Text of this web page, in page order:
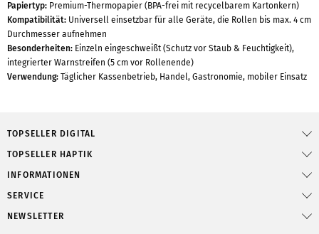
Papiertyp: Premium-Thermopapier (BPA-frei mit recycelbarem Kartonkern)
Kompatibilität: Universell einsetzbar für alle Geräte, die Rollen bis max. 4 cm
Durchmesser aufnehmen
Besonderheiten: Einzeln eingeschweißt (Schutz vor Staub & Feuchtigkeit),
integrierter Warnstreifen (5 cm vor Rollenende)
Verwendung: Täglicher Kassenbetrieb, Handel, Gastronomie, mobiler Einsatz
TOPSELLER DIGITAL
TOPSELLER HAPTIK
INFORMATIONEN
SERVICE
NEWSLETTER